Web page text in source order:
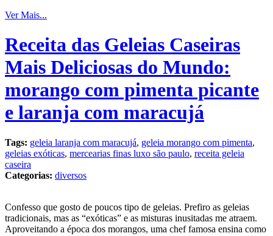
Ver Mais...
Receita das Geleias Caseiras
Mais Deliciosas do Mundo:
morango com pimenta picante
e laranja com maracujá
Tags: geleia laranja com maracujá, geleia morango com pimenta,
geleias exóticas, mercearias finas luxo são paulo, receita geleia
caseira
Categorias: diversos
Confesso que gosto de poucos tipo de geleias. Prefiro as geleias
tradicionais, mas as “exóticas” e as misturas inusitadas me atraem.
Aproveitando a época dos morangos, uma chef famosa ensina como